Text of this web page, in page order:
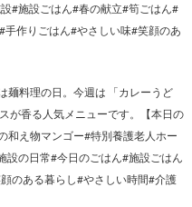
#施設ごはん#春の献立#筍ごはん#
作りごはん#やさしい味#笑顔のあ
麺料理の日。今週は 「カレーうど
が香る人気メニューです。【本日の
和え物マンゴー#特別養護老人ホー
設の日常#今日のごはん#施設ごはん
のある暮らし#やさしい時間#介護